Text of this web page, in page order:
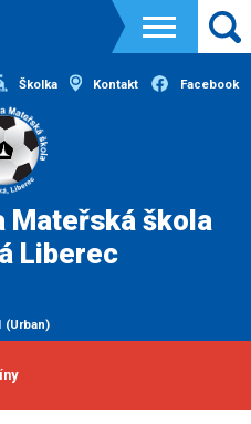
Školka Kontakt Facebook
Mateřská škola
Liberec
(Urban)